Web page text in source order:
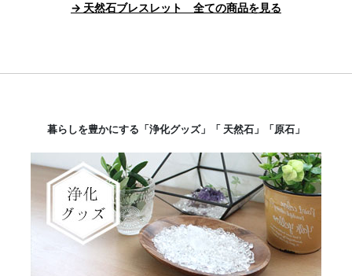
→ 天然石ブレスレット 全ての商品を見る
暮らしを豊かにする「浄化グッズ」「 天然石」「原石」